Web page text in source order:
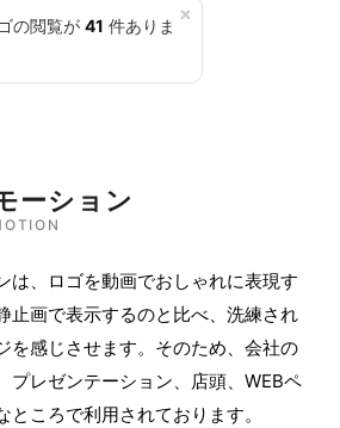
×
の閲覧が 41 件ありま
ーション
は、ロゴを動画でおしゃれに表現す
止画で表示するのと比べ、洗練され
を感じさせます。そのため、会社の
プレゼンテーション、店頭、WEBペ
ところで利用されております。